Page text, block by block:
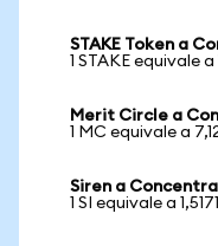
STAKE Token a
1 STAKE equivale a
Merit Circle a
1 MC equivale a
Siren a
1 SI equivale a